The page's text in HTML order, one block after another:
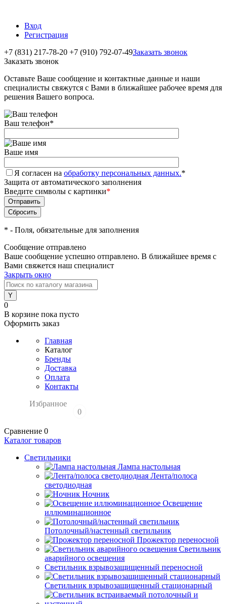
Вход
Регистрация
+7 (831) 217-78-20 +7 (910) 792-07-49Заказать звонок
Заказать звонок
Оставьте Ваше сообщение и контактные данные и наши
специалисты свяжутся с Вами в ближайшее рабочее время для
решения Вашего вопроса.
Ваш телефон*
Ваше имя
Я согласен на обработку персональных данных.*
Защита от автоматического заполнения
Введите символы с картинки*
* - Поля, обязательные для заполнения
Сообщение отправлено
Ваше сообщение успешно отправлено. В ближайшее время с
Вами свяжется наш специалист
Закрыть окно
0
В корзине пока пусто
Оформить заказ
Главная
Каталог
Бренды
Доставка
Оплата
Контакты
Избранное
0
Сравнение 0
Каталог товаров
Светильники
Лампа настольная
Лента/полоса
светодиодная
Ночник
Освещение
иллюминационное
Потолочный/настенный светильник
Прожектор переносной
Светильник
аварийного освещения
Светильник взрывозащищенный переносной
Светильник взрывозащищенный стационарный